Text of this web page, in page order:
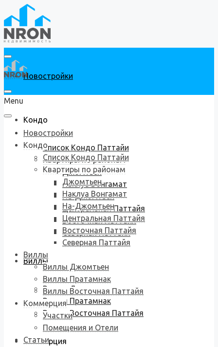
Новостройки
Кондо
Список Кондо Паттайи
Квартиры по районам
Джомтьен
Наклуа Вонгамат
На-Джомтьен
Центральная Паттайя
Восточная Паттайя
Северная Паттайя
Виллы
Виллы Джомтьен
Виллы Пратамнак
Виллы Восточная Паттайя
Коммерция
Menu
Новостройки
Кондо
Список Кондо Паттайи
Квартиры по районам
Джомтьен
Наклуа Вонгамат
На-Джомтьен
Центральная Паттайя
Восточная Паттайя
Северная Паттайя
Виллы
Виллы Джомтьен
Виллы Пратамнак
Виллы Восточная Паттайя
Коммерция
Участки
Помещения и Отели
Статьи